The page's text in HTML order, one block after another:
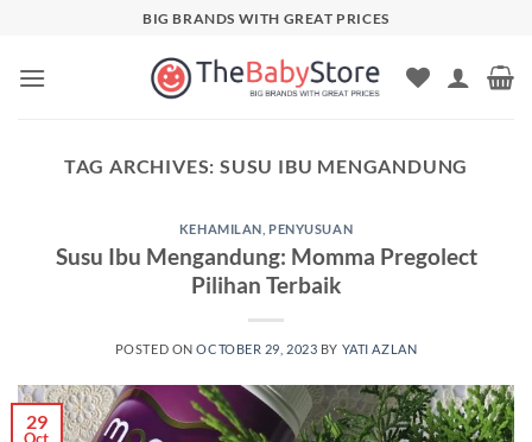
content
BIG BRANDS WITH GREAT PRICES
TAG ARCHIVES: SUSU IBU MENGANDUNG
KEHAMILAN PENYUSUAN
Susu Ibu Mengandung: Momma Pregolect
Pilihan Terbaik
POSTED ONOCTOBER 29, 2023 BY YATI AZLAN
29